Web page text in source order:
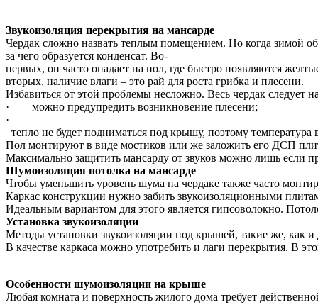
Звукоизоляция перекрытия на мансарде
Чердак сложно назвать теплым помещением. Но когда зимой
за чего образуется конденсат. Во-
первых, он часто опадает на пол, где быстро появляются
вторых, наличие влаги – это рай для роста грибка и плесени.
Избавиться от этой проблемы несложно. Весь чердак следует
· можно предупредить возникновение плесени;
·
тепло не будет подниматься под крышу, поэтому температура
Пол монтируют в виде мостиков или же заложить его ДСП
Максимально защитить мансарду от звуков можно лишь если
Шумоизоляция потолка на мансарде
Чтобы уменьшить уровень шума на чердаке также часто
Каркас конструкции нужно забить звукоизоляционными
Идеальным вариантом для этого является гипсоволокно.
Установка звукоизоляции
Методы установки звукоизоляции под крышей, такие же, как
В качестве каркаса можно употребить и лаги перекрытия. В
Особенности шумоизоляции на крыше
Любая комната и поверхность жилого дома требует